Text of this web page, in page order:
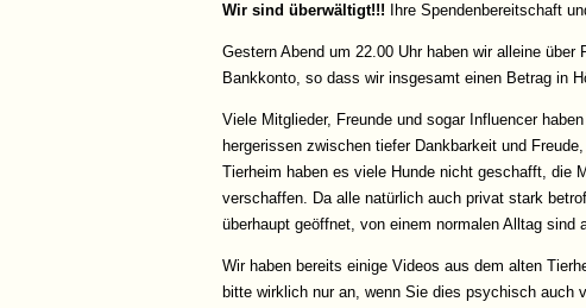
Wir sind überwältigt!!! Ihre Spendenbereitschaft
Gestern Abend um 22.00 Uhr haben wir alleine
Bankkonto, so dass wir insgesamt einen Betrag in
Viele Mitglieder, Freunde und sogar Influencer
hergerissen zwischen tiefer Dankbarkeit und
Tierheim haben es viele Hunde nicht geschafft, die
verschaffen. Da alle natürlich auch privat stark
überhaupt geöffnet, von einem normalen Alltag sind
Wir haben bereits einige Videos aus dem alten
bitte wirklich nur an, wenn Sie dies psychisch auch